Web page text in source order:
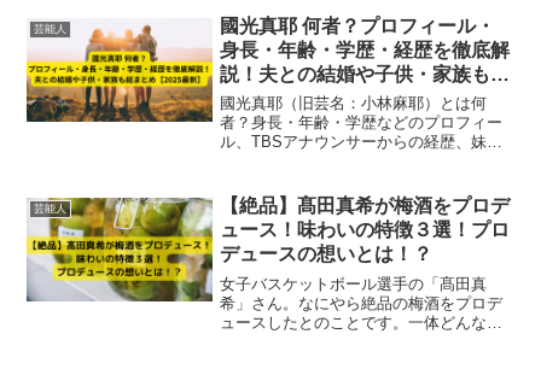
芸能人
國光真耶 何者？プロフィール・
身長・年齢・学歴・経歴を徹底解
説！夫との結婚や子供・家族も総
まとめ【2025最新】
國光真耶（旧芸名：小林麻耶）とは何
者？身長・年齢・学歴などのプロフィー
ル、TBSアナウンサーからの経歴、妹・
新情報で徹底解説。今の活動も総まと
め。
芸能人
【絶品】髙田真希が梅酒をプロデ
ュース！味わいの特徴３選！プロ
デュースの想いとは！？
女子バスケットボール選手の「髙田真
希」さん。なにやら絶品の梅酒をプロデ
ュースしたとのことです。一体どんな味